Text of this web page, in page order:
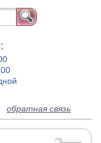
обратная связь